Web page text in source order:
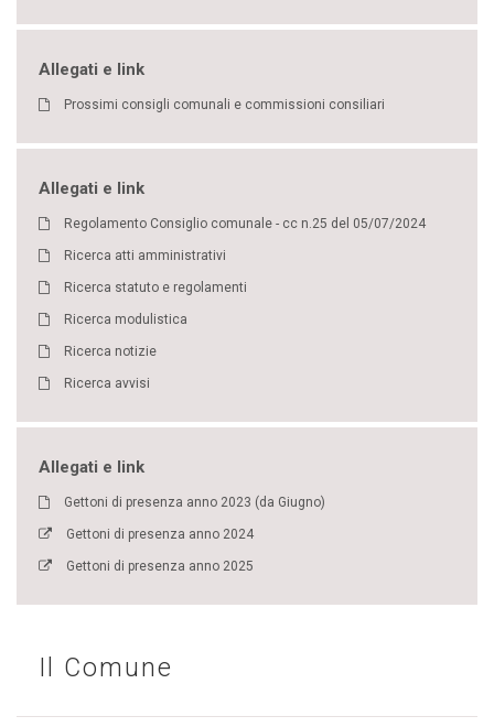
Allegati e link
Prossimi consigli comunali e commissioni consiliari
Allegati e link
Regolamento Consiglio comunale - cc n.25 del 05/07/2024
Ricerca atti amministrativi
Ricerca statuto e regolamenti
Ricerca modulistica
Ricerca notizie
Ricerca avvisi
Allegati e link
Gettoni di presenza anno 2023 (da Giugno)
Gettoni di presenza anno 2024
Gettoni di presenza anno 2025
Il Comune